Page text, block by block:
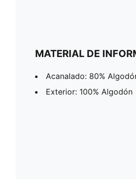
MATERIAL DE
Acanalado: 80%
Exterior: 100% Algodón